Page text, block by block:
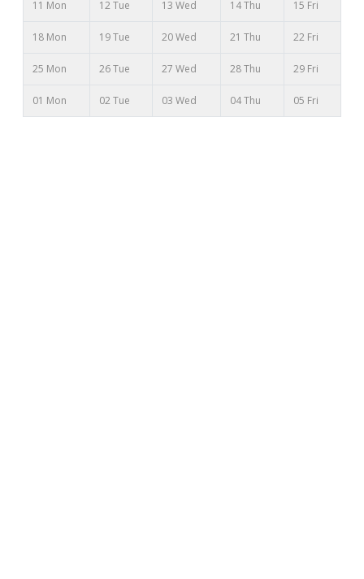
11 Mon 12 Tue 13 Wed 14 Thu 15 Fri
18 Mon 19 Tue 20 Wed 21 Thu 22 Fri
25 Mon 26 Tue 27 Wed 28 Thu 29 Fri
01 Mon 02 Tue 03 Wed 04 Thu 05 Fri